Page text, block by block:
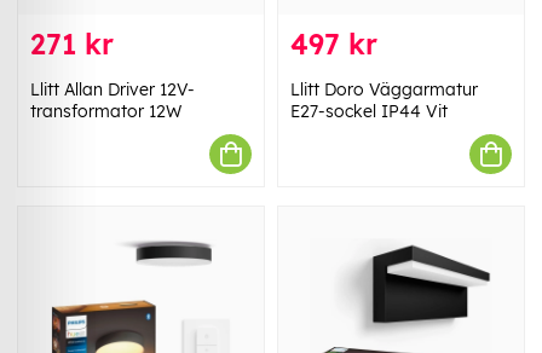
271 kr
Llitt Allan Driver 12V-
transformator 12W
497 kr
Llitt Doro Väggarmatur
E27-sockel IP44 Vit